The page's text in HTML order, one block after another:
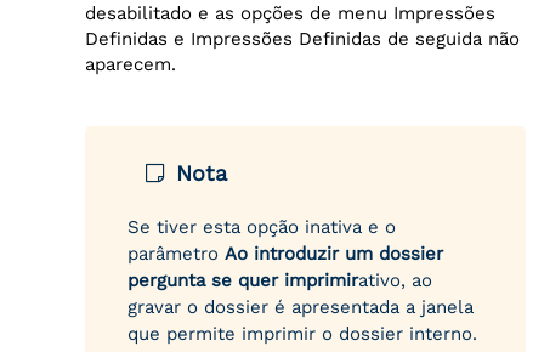
desabilitado e as opções de menu Impressões
Definidas e Impressões Definidas de seguida não
aparecem.
Nota
Se tiver esta opção inativa e o
parâmetro Ao introduzir um dossier
pergunta se quer imprimirativo, ao
gravar o dossier é apresentada a janela
que permite imprimir o dossier interno.